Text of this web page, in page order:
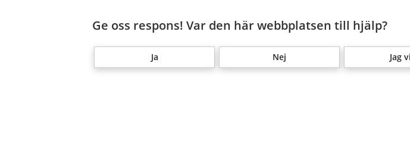
Ge oss respons! Var den här webbplatsen till hjälp?
Ja Nej Jag